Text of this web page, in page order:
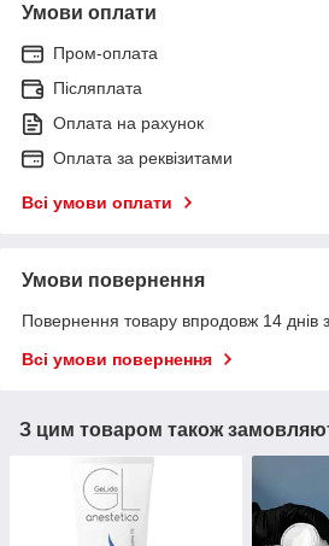
Умови оплати
Пром-оплата
Післяплата
Оплата на рахунок
Оплата за реквізитами
Всі умови оплати
Умови повернення
Повернення товару впродовж 14 днів
Всі умови повернення
З цим товаром також